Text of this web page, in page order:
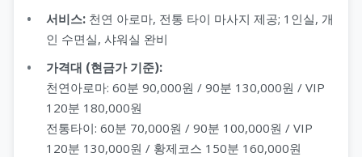
서비스: 천연 아로마, 전통 타이 마사지 제공; 1인실, 개
인 수면실, 샤워실 완비
가격대 (현금가 기준):
천연아로마: 60분 90,000원 / 90분 130,000원 / VIP
120분 180,000원
전통타이: 60분 70,000원 / 90분 100,000원 / VIP
120분 130,000원 / 황제코스 150분 160,000원